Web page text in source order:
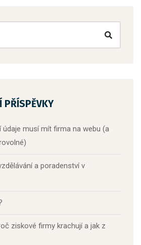
PŘÍSPĚVKY
údaje musí mít firma na webu (a
a poradenství v
ziskové firmy krachují a jak z